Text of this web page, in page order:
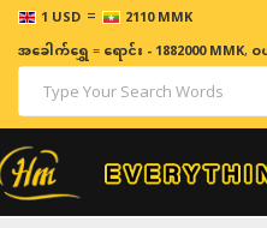
1 USD = 2110 MMK
အခေါက်ရွှေ=ရောင်း - 1882000 MMK, ဝ